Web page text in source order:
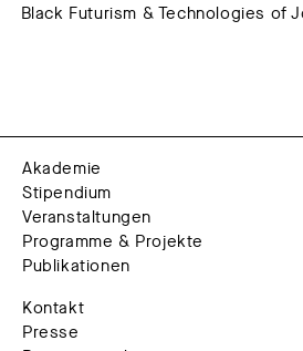
Black Futurism & Technologies of
Akademie
Stipendium
Veranstaltungen
Programme & Projekte
Publikationen
Kontakt
Presse